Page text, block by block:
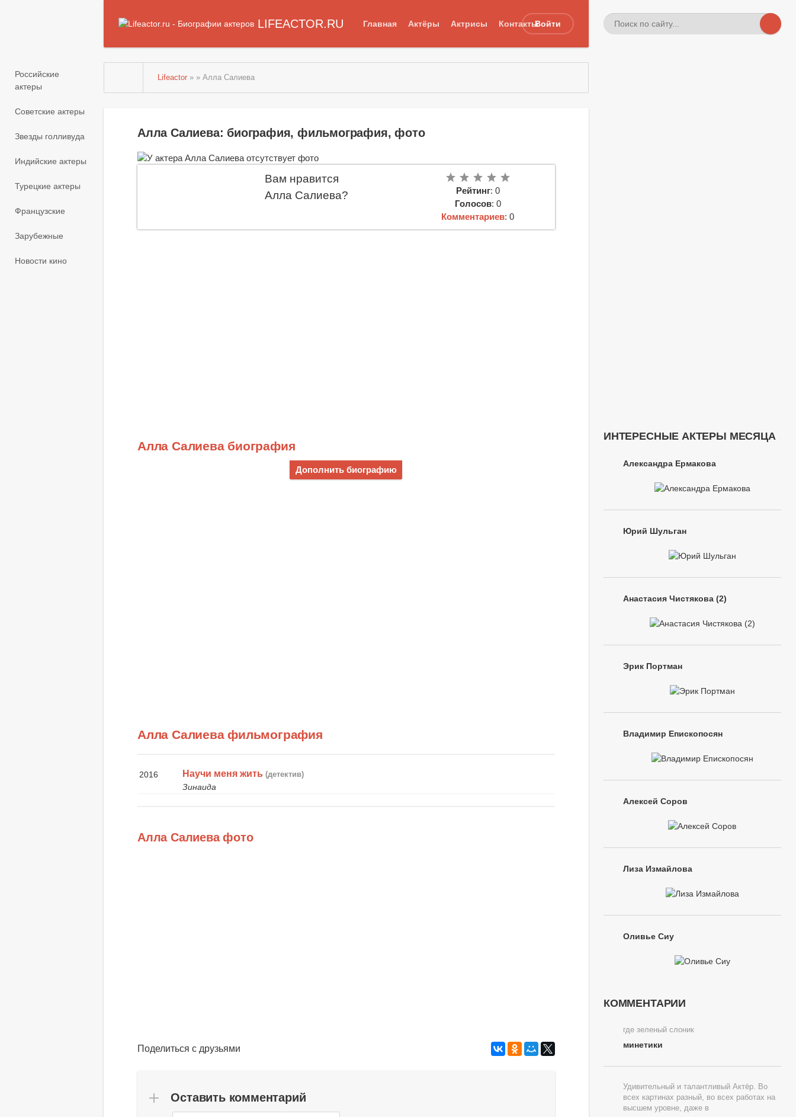
LIFEACTOR.RU Главная Актёры Актрисы КонтактыВойти
Российские
актеры
Советские актеры
Звезды голливуда
Индийские актеры
Турецкие актеры
Французские
Зарубежные
Новости кино
Lifeactor » » Алла Салиева
Алла Салиева: биография, фильмография, фото
Вам нравится
Алла Салиева?
Рейтинг: 0
Голосов: 0
Комментариев: 0
Алла Салиева биография
Дополнить биографию
Алла Салиева фильмография
2016 Научи меня жить (детектив)
Зинаида
Алла Салиева фото
Поделиться с друзьями
Оставить комментарий
ИНТЕРЕСНЫЕ АКТЕРЫ МЕСЯЦА
Александра Ермакова
Юрий Шульган
Анастасия Чистякова (2)
Эрик Портман
Владимир Епископосян
Алексей Соров
Лиза Измайлова
Оливье Сиу
КОММЕНТАРИИ
где зеленый слоник
минетики
Удивительный и талантливый Актёр. Во
всех картинах разный, во всех работах на
высшем уровне, даже в